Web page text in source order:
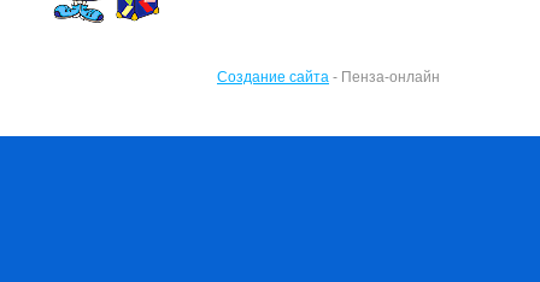
Создание сайта - Пенза-онлайн